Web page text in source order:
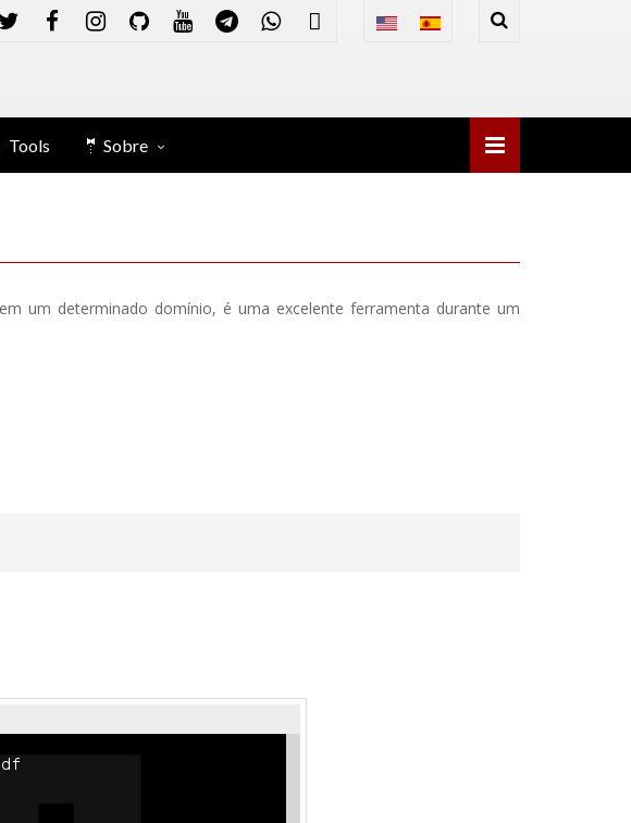
Tools 🤵 Sobre
um determinado domínio, é uma excelente ferramenta durante um